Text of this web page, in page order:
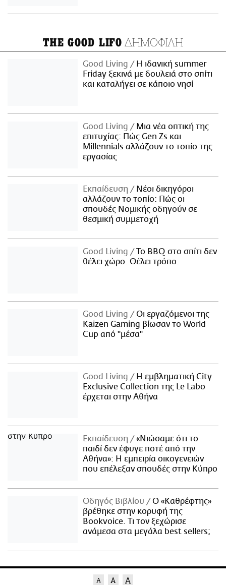
THE GOOD LIFO ΔΗΜΟΦΙΛΗ
Good Living
Η ιδανική summer
Friday ξεκινά με δουλειά στο σπίτι
και καταλήγει σε κάποιο νησί
Good Living
Μια νέα οπτική της
επιτυχίας: Πώς Gen Zs και
Millennials αλλάζουν το τοπίο της
εργασίας
Εκπαίδευση
Νέοι δικηγόροι
αλλάζουν το τοπίο: Πώς οι
σπουδές Νομικής οδηγούν σε
θεσμική συμμετοχή
Good Living
Το BBQ στο σπίτι δεν
θέλει χώρο. Θέλει τρόπο.
Good Living
Οι εργαζόμενοι της
Kaizen Gaming βίωσαν το World
Cup από "μέσα"
Good Living
Η εμβληματική City
Exclusive Collection της Le Labo
έρχεται στην Αθήνα
Εκπαίδευση
«Νιώσαμε ότι το
παιδί δεν έφυγε ποτέ από την
Αθήνα»: Η εμπειρία οικογενειών
που επέλεξαν σπουδές στην Κύπρο
Οδηγός Βιβλίου
Ο «Καθρέφτης»
βρέθηκε στην κορυφή της
Bookvoice. Τι τον ξεχώρισε
ανάμεσα στα μεγάλα best sellers;